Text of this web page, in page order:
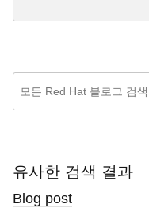
applications,
support, training,
Red Hat a trusted
a strategic partner
organizations
search
blogs
유사한 검색 결과
Blog post